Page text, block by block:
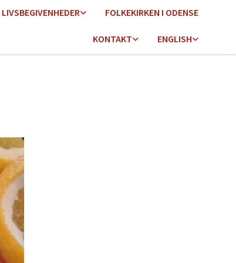
LIVSBEGIVENHEDER FOLKEKIRKEN I ODENSE
KONTAKT ENGLISH